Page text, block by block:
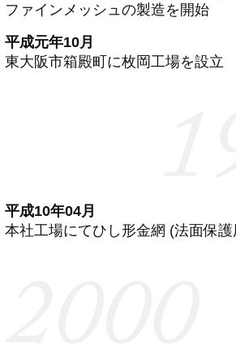
ファインメッシュの製造を開始
平成元年10月
東大阪市箱殿町に枚岡工場を設立
平成10年04月
本社工場にてひし形金網 (法面保